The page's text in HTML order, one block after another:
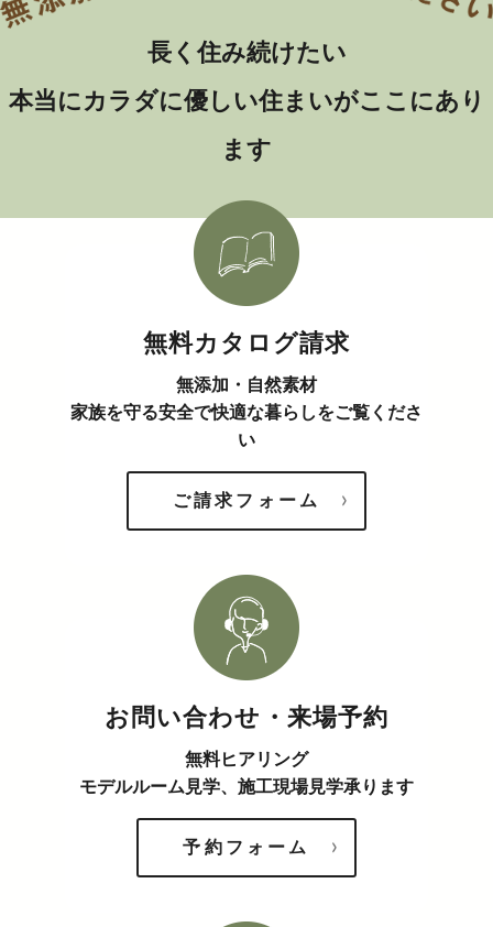
長く住み続けたい
本当にカラダに優しい住まいがここにあり
ます
無料カタログ請求
無添加・自然素材
家族を守る安全で快適な暮らしをご覧くださ
い
ご請求フォーム
お問い合わせ・来場予約
無料ヒアリング
モデルルーム見学、施工現場見学承ります
予約フォーム